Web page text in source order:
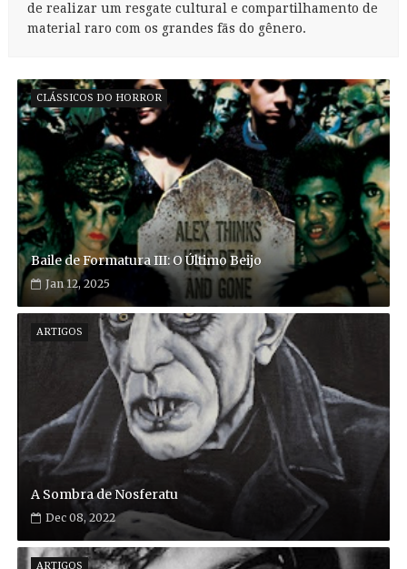
de realizar um resgate cultural e compartilhamento de
material raro com os grandes fãs do gênero.
CLÁSSICOS DO HORROR
Baile de Formatura III: O Último Beijo
Jan 12, 2025
ARTIGOS
A Sombra de Nosferatu
Dec 08, 2022
ARTIGOS